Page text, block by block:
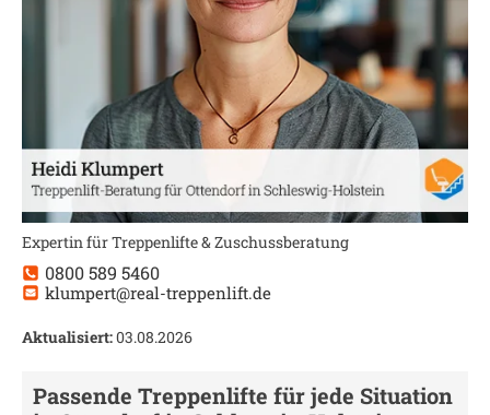
Expertin für Treppenlifte & Zuschussberatung
0800 589 5460
klumpert@real-treppenlift.de
Aktualisiert:03.08.2026
Passende Treppenlifte für jede Situation